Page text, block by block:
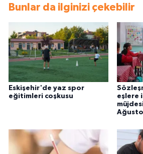
Bunlar da ilginizi çekebilir
Eskişehir'de yaz spor
eğitimleri coşkusu
eşlere